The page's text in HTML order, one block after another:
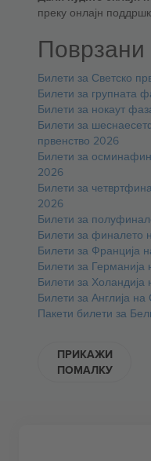
преку онлајн
Поврзани
Билети за Светско
Билети за групната
Билети за нокаут
Билети за
првенство 2026
Билети за
2026
Билети за
2026
Билети за
Билети за финалето
Билети за Франција
Билети за Германија
Билети за Холандија
Билети за Англија
Пакети билети за
ПРИКАЖИ
ПОМАЛКУ